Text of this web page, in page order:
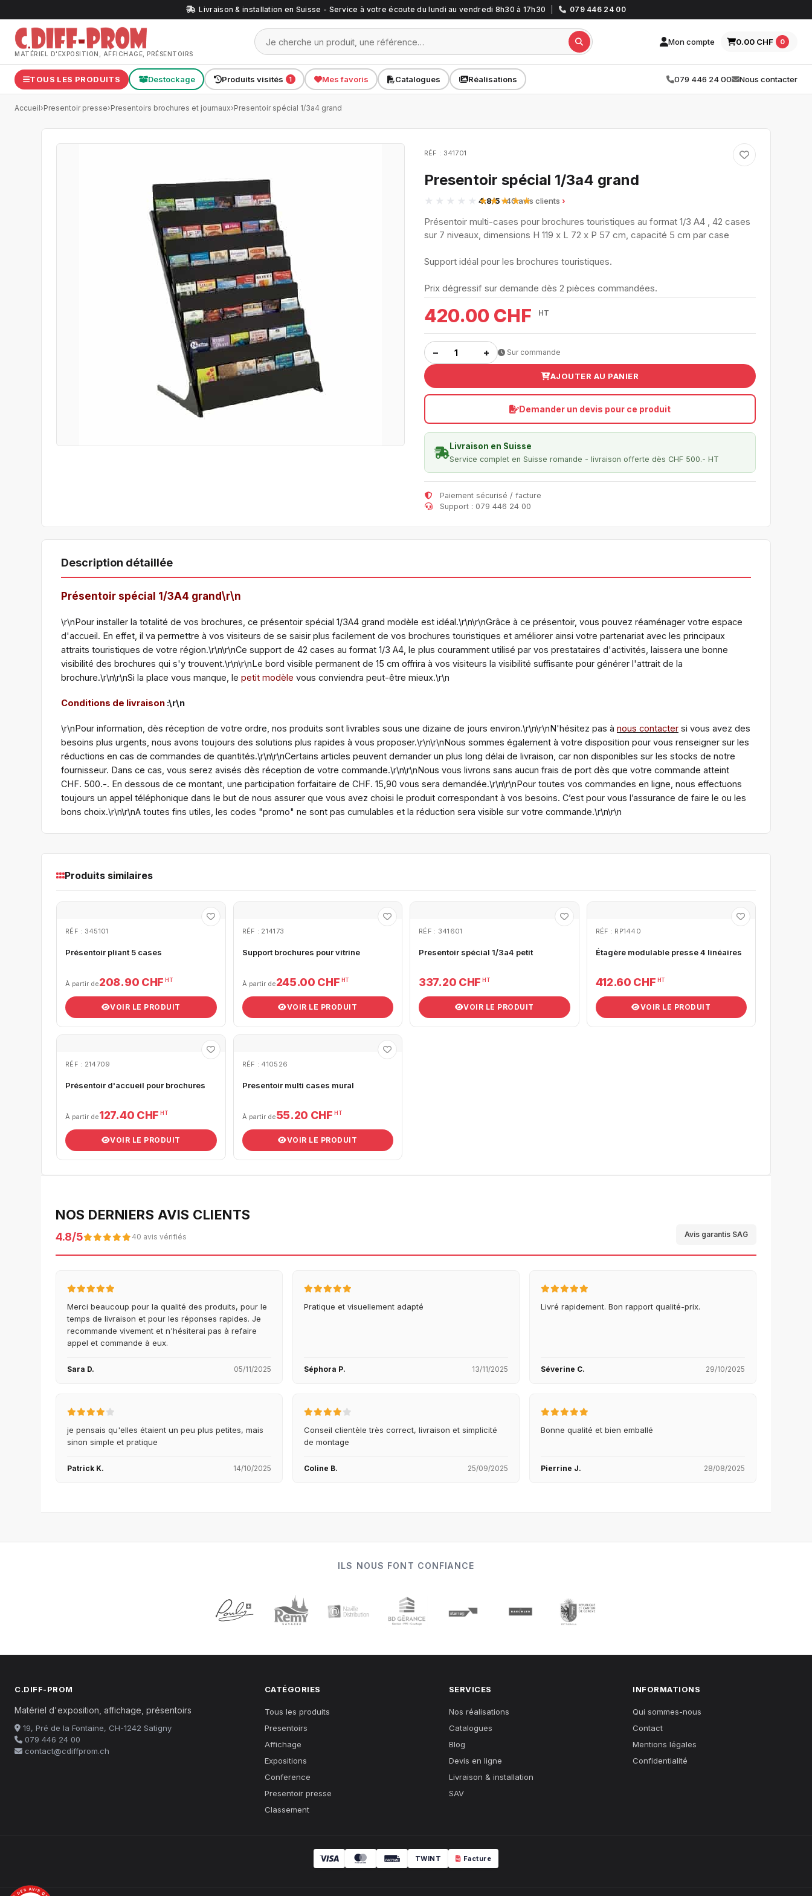
Livraison & installation en Suisse - Service à votre écoute du lundi au vendredi 8h30 à 17h30 079 446 24 00
MATÉRIEL D'EXPOSITION, AFFICHAGE, PRÉSENTOIRS
Mon compte 0.00 CHF 0
TOUS LES PRODUITS Destockage Produits visités 1 Mes favoris Catalogues Réalisations 079 446 24 00 Nous contacter
Accueil›Presentoir presse›Presentoirs brochures et journaux›Presentoir spécial 1/3a4 grand
RÉF : 341701
Presentoir spécial 1/3a4 grand
4.8/5· 40 avis clients
Présentoir multi-cases pour brochures touristiques au format 1/3 A4 , 42 cases
sur 7 niveaux, dimensions H 119 x L 72 x P 57 cm, capacité 5 cm par case
Support idéal pour les brochures touristiques.
Prix dégressif sur demande dès 2 pièces commandées.
420.00 CHF HT
− + Sur commande
AJOUTER AU PANIER
Demander un devis pour ce produit
Livraison en Suisse
Service complet en Suisse romande - livraison offerte dès CHF 500.- HT
Paiement sécurisé / facture
Support : 079 446 24 00
Description détaillée
Présentoir spécial 1/3A4 grand\r\n
\r\nPour installer la totalité de vos brochures, ce présentoir spécial 1/3A4 grand modèle est idéal.\r\n\r\nGrâce à ce présentoir, vous pouvez réaménager votre espace
d'accueil. En effet, il va permettre à vos visiteurs de se saisir plus facilement de vos brochures touristiques et améliorer ainsi votre partenariat avec les principaux
attraits touristiques de votre région.\r\n\r\nCe support de 42 cases au format 1/3 A4, le plus couramment utilisé par vos prestataires d'activités, laissera une bonne
visibilité des brochures qui s'y trouvent.\r\n\r\nLe bord visible permanent de 15 cm offrira à vos visiteurs la visibilité suffisante pour générer l'attrait de la
brochure.\r\n\r\nSi la place vous manque, le petit modèle vous conviendra peut-être mieux.\r\n
Conditions de livraison :\r\n
\r\nPour information, dès réception de votre ordre, nos produits sont livrables sous une dizaine de jours environ.\r\n\r\nN'hésitez pas à nous contacter si vous avez des
besoins plus urgents, nous avons toujours des solutions plus rapides à vous proposer.\r\n\r\nNous sommes également à votre disposition pour vous renseigner sur les
réductions en cas de commandes de quantités.\r\n\r\nCertains articles peuvent demander un plus long délai de livraison, car non disponibles sur les stocks de notre
fournisseur. Dans ce cas, vous serez avisés dès réception de votre commande.\r\n\r\nNous vous livrons sans aucun frais de port dès que votre commande atteint
CHF. 500.-. En dessous de ce montant, une participation forfaitaire de CHF. 15,90 vous sera demandée.\r\n\r\nPour toutes vos commandes en ligne, nous effectuons
toujours un appel téléphonique dans le but de nous assurer que vous avez choisi le produit correspondant à vos besoins. C’est pour vous l’assurance de faire le ou les
bons choix.\r\n\r\nA toutes fins utiles, les codes "promo" ne sont pas cumulables et la réduction sera visible sur votre commande.\r\n\r\n
Produits similaires
RÉF : 345101
Présentoir pliant 5 cases
À partir de208.90 CHF HT
VOIR LE PRODUIT
RÉF : 214173
Support brochures pour vitrine
À partir de245.00 CHF HT
VOIR LE PRODUIT
RÉF : 341601
Presentoir spécial 1/3a4 petit
337.20 CHF HT
VOIR LE PRODUIT
RÉF : RP1440
Étagère modulable presse 4 linéaires
412.60 CHF HT
VOIR LE PRODUIT
RÉF : 214709
Présentoir d'accueil pour brochures
À partir de127.40 CHF HT
VOIR LE PRODUIT
RÉF : 410526
Presentoir multi cases mural
À partir de55.20 CHF HT
VOIR LE PRODUIT
NOS DERNIERS AVIS CLIENTS
4.8/5 40 avis vérifiés Avis garantis SAG
Merci beaucoup pour la qualité des produits, pour le
temps de livraison et pour les réponses rapides. Je
recommande vivement et n'hésiterai pas à refaire
appel et commande à eux.
Sara D. 05/11/2025
Pratique et visuellement adapté
Séphora P. 13/11/2025
Livré rapidement. Bon rapport qualité-prix.
Séverine C. 29/10/2025
je pensais qu'elles étaient un peu plus petites, mais
sinon simple et pratique
Patrick K. 14/10/2025
Conseil clientèle très correct, livraison et simplicité
de montage
Coline B. 25/09/2025
Bonne qualité et bien emballé
Pierrine J. 28/08/2025
ILS NOUS FONT CONFIANCE
C.DIFF-PROM
Matériel d'exposition, affichage, présentoirs
19, Pré de la Fontaine, CH-1242 Satigny
079 446 24 00
contact@cdiffprom.ch
CATÉGORIES
Tous les produits
Presentoirs
Affichage
Expositions
Conference
Presentoir presse
Classement
SERVICES
Nos réalisations
Catalogues
Blog
Devis en ligne
Livraison & installation
SAV
INFORMATIONS
Qui sommes-nous
Contact
Mentions légales
Confidentialité
TWINT Facture